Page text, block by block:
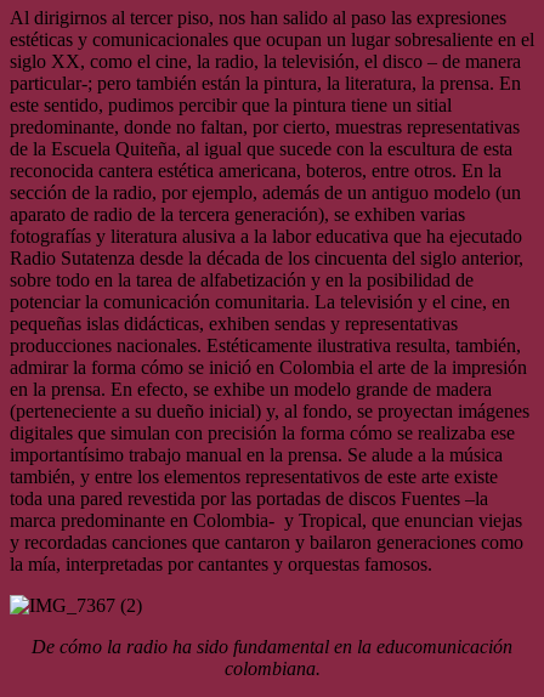
Al dirigirnos al tercer piso, nos han salido al paso las expresiones
estéticas y comunicacionales que ocupan un lugar sobresaliente en el
siglo XX, como el cine, la radio, la televisión, el disco – de manera
particular-; pero también están la pintura, la literatura, la prensa. En
este sentido, pudimos percibir que la pintura tiene un sitial
predominante, donde no faltan, por cierto, muestras representativas
de la Escuela Quiteña, al igual que sucede con la escultura de esta
reconocida cantera estética americana, boteros, entre otros. En la
sección de la radio, por ejemplo, además de un antiguo modelo (un
aparato de radio de la tercera generación), se exhiben varias
fotografías y literatura alusiva a la labor educativa que ha ejecutado
Radio Sutatenza desde la década de los cincuenta del siglo anterior,
sobre todo en la tarea de alfabetización y en la posibilidad de
potenciar la comunicación comunitaria. La televisión y el cine, en
pequeñas islas didácticas, exhiben sendas y representativas
producciones nacionales. Estéticamente ilustrativa resulta, también,
admirar la forma cómo se inició en Colombia el arte de la impresión
en la prensa. En efecto, se exhibe un modelo grande de madera
(perteneciente a su dueño inicial) y, al fondo, se proyectan imágenes
digitales que simulan con precisión la forma cómo se realizaba ese
importantísimo trabajo manual en la prensa. Se alude a la música
también, y entre los elementos representativos de este arte existe
toda una pared revestida por las portadas de discos Fuentes –la
marca predominante en Colombia- y Tropical, que enuncian viejas
y recordadas canciones que cantaron y bailaron generaciones como
la mía, interpretadas por cantantes y orquestas famosos.
De cómo la radio ha sido fundamental en la educomunicación
colombiana.